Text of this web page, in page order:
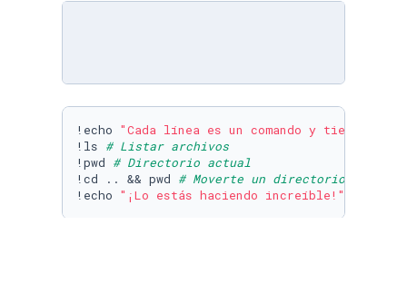
!echo "Cada línea es un comando y tiene su
!ls # Listar archivos
!pwd # Directorio actual
!cd .. && pwd # Moverte un directorio atrás.
!echo "¡Lo estás haciendo increíble!"